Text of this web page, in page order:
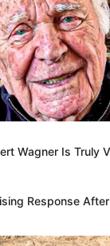
Wagner Is Truly
Response